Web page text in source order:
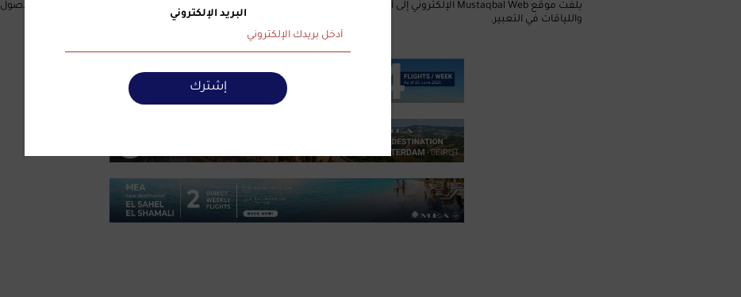
يلفت موقع Mustaqbal Web الإلكتروني إلى أنّه ليس مسؤولًا عن التعليقات التي ترده ويأمل من القرّاء الكرام الحفاظ على احترام الأصول
واللياقات في التعبير.
البريد الإلكتروني
إشترك